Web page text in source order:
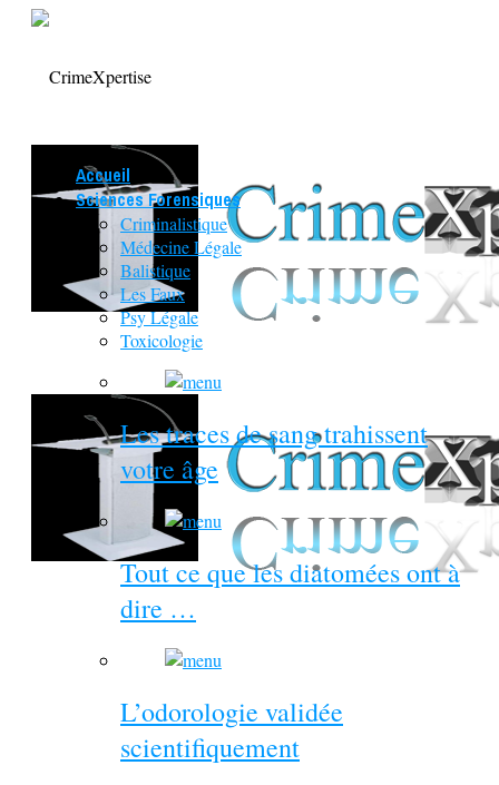
Accueil
Sciences Forensiques
Criminalistique
Médecine Légale
Balistique
Les Faux
Psy Légale
Toxicologie
Les traces de sang trahissent
votre âge
Tout ce que les diatomées ont à
dire …
L’odorologie validée
scientifiquement